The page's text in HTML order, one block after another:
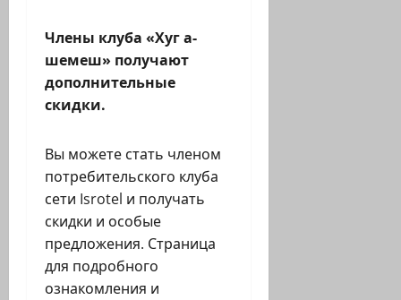
Члены клуба «Хуг а-
шемеш» получают
дополнительные
скидки.
Вы можете стать членом
потребительского клуба
сети Isrotel и получать
скидки и особые
предложения. Страница
для подробного
ознакомления и